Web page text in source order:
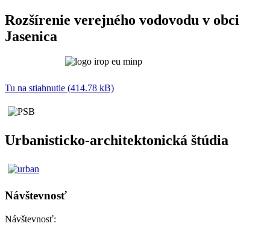
Rozšírenie verejného vodovodu v obci
Jasenica
Tu na stiahnutie (414.78 kB)
Urbanisticko-architektonická štúdia
Návštevnosť
Návštevnosť: